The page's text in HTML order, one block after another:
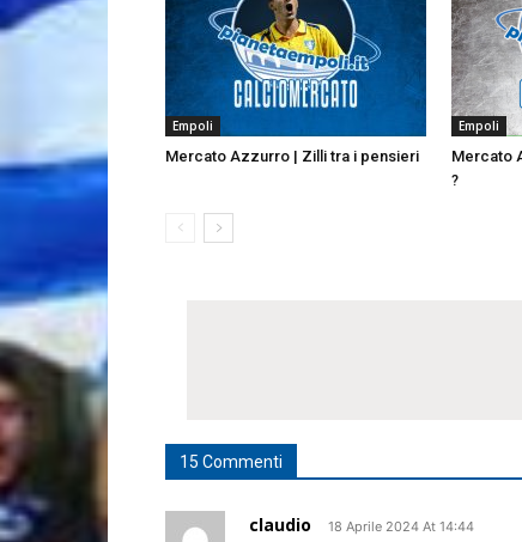
Empoli
Mercato Azzurro | Zilli tra i pensieri
Empoli
Mercato
?
15 Commenti
claudio 18 Aprile 2024 At 14:44